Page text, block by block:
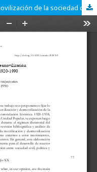
Trayectorias de movilización y desmovilización de la sociedad civil chilena: 1920-1990